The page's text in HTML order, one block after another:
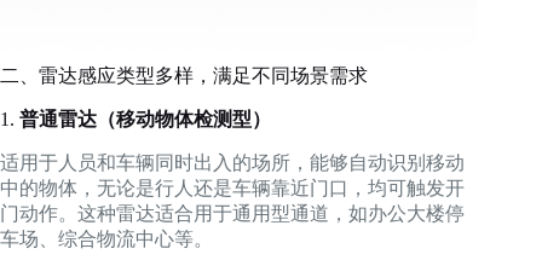
二、雷达感应类型多样，满足不同场景需求
1. 普通雷达（移动物体检测型）
适用于人员和车辆同时出入的场所，能够自动识别移动
中的物体，无论是行人还是车辆靠近门口，均可触发开
门动作。这种雷达适合用于通用型通道，如办公大楼停
车场、综合物流中心等。